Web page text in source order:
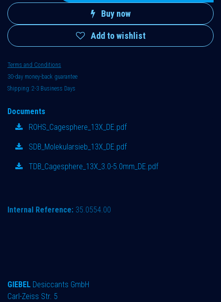
Buy now
Add to wishlist
Terms and Conditions
30-day money-back guarantee
Shipping: 2-3 Business Days
Documents
ROHS_Cagesphere_13X_DE.pdf
SDB_Molekularsieb_13X_DE.pdf
TDB_Cagesphere_13X_3.0-5.0mm_DE.pdf
Internal Reference: 35.0554.00
GIEBEL Desiccants GmbH
Carl-Zeiss Str. 5